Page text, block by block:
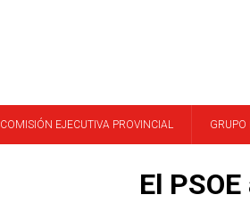
COMISIÓN EJECUTIVA PROVINCIAL GRUPO
El